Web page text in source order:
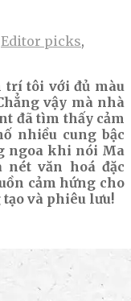
Editor picks,
trí tôi với đủ màu
vậy mà nhà
đã tìm thấy cảm
nhiều cung bậc
ngoa khi nói Ma
nét văn hoá đặc
cảm hứng cho
và phiêu lưu!